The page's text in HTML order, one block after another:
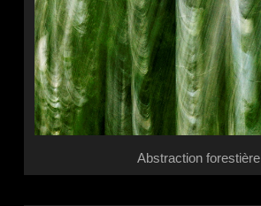
Abstraction forestière